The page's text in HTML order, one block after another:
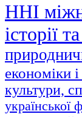
ННІ
історії
економіки
культури,
української